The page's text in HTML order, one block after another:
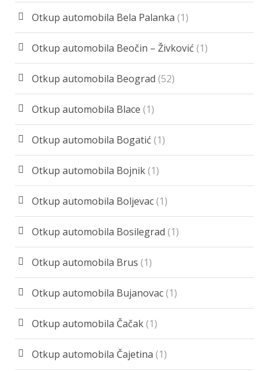
Otkup automobila Bela Palanka (1)
Otkup automobila Beočin – Živković (1)
Otkup automobila Beograd (52)
Otkup automobila Blace (1)
Otkup automobila Bogatić (1)
Otkup automobila Bojnik(1)
Otkup automobila Boljevac(1)
Otkup automobila Bosilegrad (1)
Otkup automobila Brus (1)
Otkup automobila Bujanovac(1)
Otkup automobila Čačak(1)
Otkup automobila Čajetina (1)